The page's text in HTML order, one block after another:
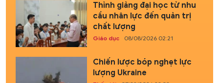
Thỉnh giảng đại học từ nhu
cầu nhân lực đến quản trị
chất lượng
Giáo dục 08/08/2026 02:21
Chiến lược bóp nghẹt lực
lượng Ukraine